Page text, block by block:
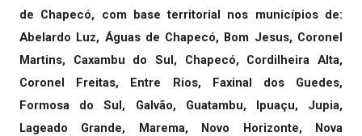
de Chapecó, com base territorial nos municípios de:
Abelardo Luz, Águas de Chapecó, Bom Jesus, Coronel
Martins, Caxambu do Sul, Chapecó, Cordilheira Alta,
Coronel Freitas, Entre Rios, Faxinal dos Guedes,
Formosa do Sul, Galvão, Guatambu, Ipuaçu, Jupia,
Lageado Grande, Marema, Novo Horizonte, Nova